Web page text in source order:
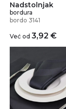
Nadstolnjak
bordura
bordo 3141
Već od 3,92 €